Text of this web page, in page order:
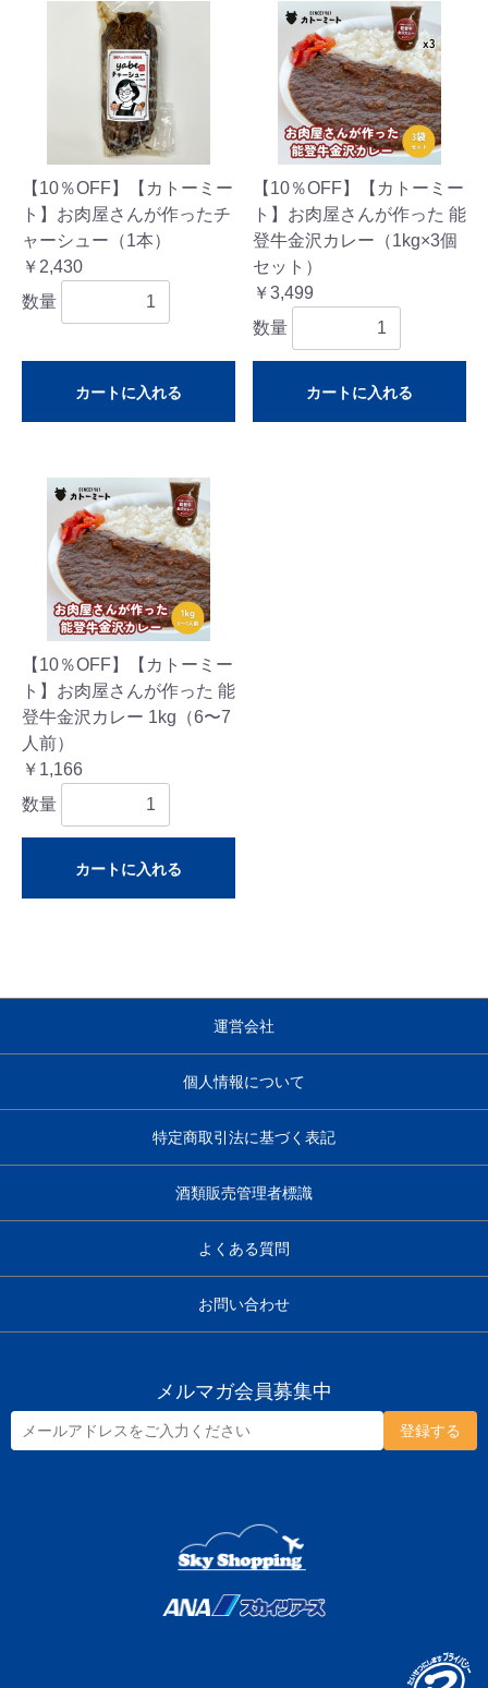
【10％OFF】【カトーミー
ト】お肉屋さんが作ったチ
ャーシュー（1本）
￥2,430
数量
カートに入れる
【10％OFF】【カトーミー
ト】お肉屋さんが作った 能
登牛金沢カレー（1kg×3個
セット）
￥3,499
数量
カートに入れる
【10％OFF】【カトーミー
ト】お肉屋さんが作った 能
登牛金沢カレー 1kg（6〜7
人前）
￥1,166
数量
カートに入れる
運営会社
個人情報について
特定商取引法に基づく表記
酒類販売管理者標識
よくある質問
お問い合わせ
メルマガ会員募集中